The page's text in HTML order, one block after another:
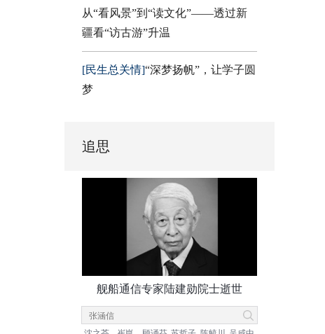
从“看风景”到“读文化”——透过新
疆看“访古游”升温
[民生总关情]“深梦扬帆”，让学子圆
梦
追思
舰船通信专家陆建勋院士逝世